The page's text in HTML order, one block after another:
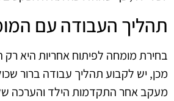
תהליך העבודה עם
בחירת מומחה לפיתוח אחריות היא
מכן, יש לקבוע תהליך עבודה ברור
מעקב אחר התקדמות הילד והערכה